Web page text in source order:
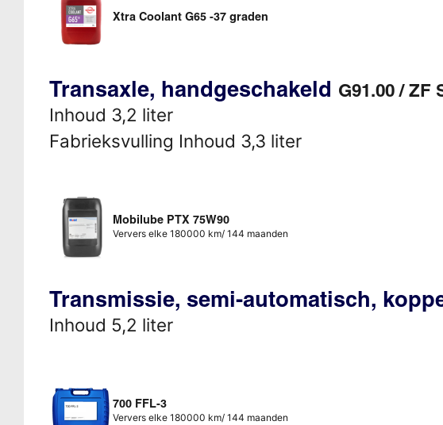
Xtra Coolant G65 -37 graden
Transaxle, handgeschakeld G91.00 / ZF
Inhoud 3,2 liter
Fabrieksvulling Inhoud 3,3 liter
Mobilube PTX 75W90
Ververs elke 180000 km/ 144 maanden
Transmissie, semi-automatisch,
Inhoud 5,2 liter
700 FFL-3
Ververs elke 180000 km/ 144 maanden